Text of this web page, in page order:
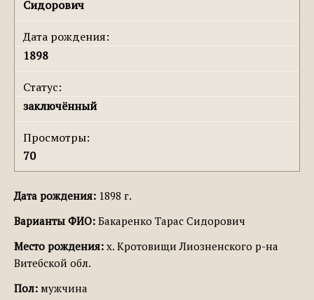
Сидорович
Дата рождения:
1898
Статус:
заключённый
Просмотры:
70
Дата рождения: 1898 г.
Варианты ФИО: Бакаренко Тарас Сидорович
Место рождения: х. Кротовищи Лиозненского р-на
Витебской обл.
Пол: мужчина